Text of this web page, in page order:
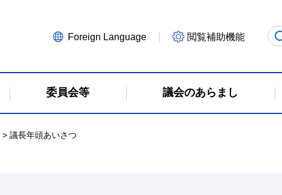
Foreign Language 閲覧補助機能
委員会等 議会のあらまし
> 議長年頭あいさつ